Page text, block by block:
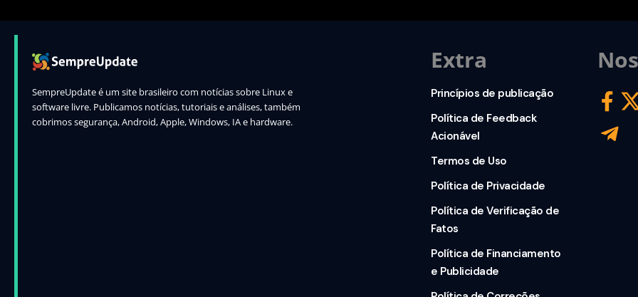
SempreUpdate é um site brasileiro com notícias sobre Linux e
software livre. Publicamos notícias, tutoriais e análises, também
cobrimos segurança, Android, Apple, Windows, IA e hardware.
Extra
Princípios de publicação
Política de Feedback
Acionável
Termos de Uso
Política de Privacidade
Política de Verificação de
Fatos
Política de Financiamento
e Publicidade